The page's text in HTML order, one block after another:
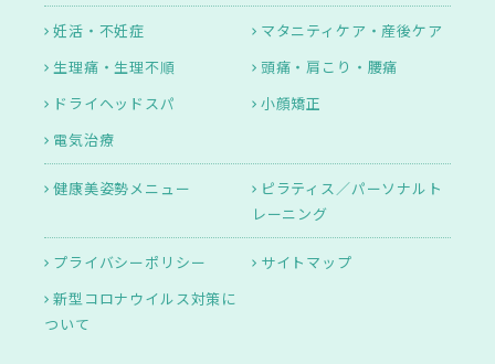
妊活・不妊症
マタニティケア・産後ケア
生理痛・生理不順
頭痛・肩こり・腰痛
ドライヘッドスパ
小顔矯正
電気治療
健康美姿勢メニュー
ピラティス／パーソナルト
レーニング
プライバシーポリシー
サイトマップ
新型コロナウイルス対策に
ついて